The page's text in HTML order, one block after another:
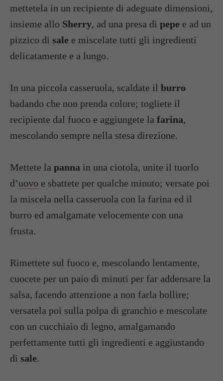
mettetela in un recipiente di adeguate dimensioni,
insieme allo Sherry, ad una presa di pepe e ad un
pizzico di sale e miscelate tutti gli ingredienti
delicatamente e a lungo.
In una piccola casseruola, scaldate il burro
badando che non prenda colore; togliete il
recipiente dal fuoco e aggiungete la farina,
mescolando sempre nella stesa direzione.
Mettete la panna in una ciotola, unite il tuorlo
d’uovo e sbattete per qualche minuto; versate poi
la miscela nella casseruola con la farina ed il
burro ed amalgamate velocemente con una
frusta.
Rimettete sul fuoco e, mescolando lentamente,
cuocete per un paio di minuti per far addensare la
salsa, facendo attenzione a non farla bollire;
versatela poi sulla polpa di granchio e mescolate
con un cucchiaio di legno, amalgamando
perfettamente tutti gli ingredienti e aggiustando
di sale.